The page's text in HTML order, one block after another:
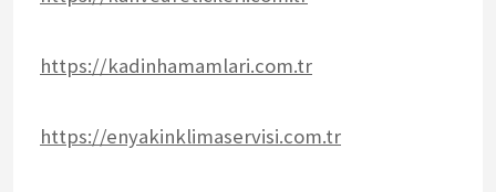
https://kadinhamamlari.com.tr
https://enyakinklimaservisi.com.tr